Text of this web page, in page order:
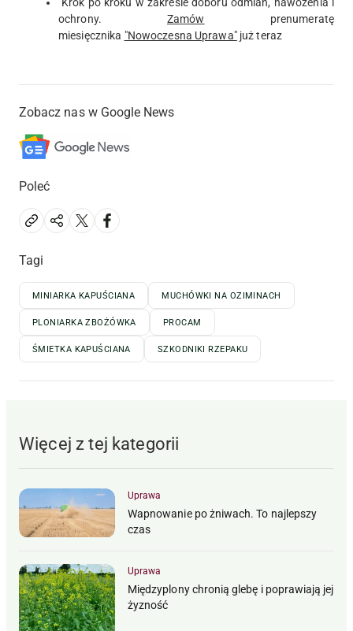
ochrony.Zamów
prenumeratę
miesięcznika "Nowoczesna Uprawa"już teraz
Zobacz nas w Google News
Poleć
Tagi
MINIARKA KAPUŚCIANA MUCHÓWKI NA OZIMINACH
PLONIARKA ZBOŻÓWKA PROCAM
ŚMIETKA KAPUŚCIANA SZKODNIKI RZEPAKU
Więcej z tej kategorii
Uprawa
Wapnowanie po żniwach. To najlepszy
czas
Uprawa
Międzyplony chronią glebę i poprawiają jej
żyzność